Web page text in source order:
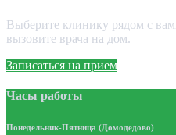
Выберите клинику рядом с
вызовите врача на дом.
Записаться на прием
Часы работы
Понедельник-Пятница (Домодедово)